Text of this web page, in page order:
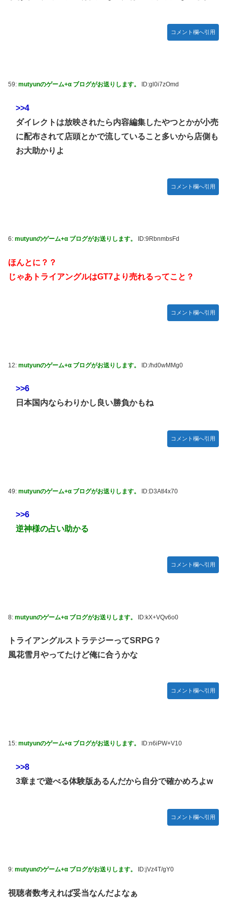
コメント欄へ引用
59: mutyunのゲーム+α ブログがお送りします。 ID:gl0i7zOmd
>>4
ダイレクトは放映されたら内容編集したやつとかが小売
に配布されて店頭とかで流していること多いから店側も
お大助かりよ
コメント欄へ引用
6: mutyunのゲーム+α ブログがお送りします。 ID:9RbnmbsFd
ほんとに？？
じゃあトライアングルはGT7より売れるってこと？
コメント欄へ引用
12: mutyunのゲーム+α ブログがお送りします。 ID:/hd0wMMg0
>>6
日本国内ならわりかし良い勝負かもね
コメント欄へ引用
49: mutyunのゲーム+α ブログがお送りします。 ID:D3Atl4x70
>>6
逆神様の占い助かる
コメント欄へ引用
8: mutyunのゲーム+α ブログがお送りします。 ID:kX+VQv6o0
トライアングルストラテジーってSRPG？
風花雪月やってたけど俺に合うかな
コメント欄へ引用
15: mutyunのゲーム+α ブログがお送りします。 ID:n6iPW+V10
>>8
3章まで遊べる体験版あるんだから自分で確かめろよw
コメント欄へ引用
9: mutyunのゲーム+α ブログがお送りします。 ID:jVz4T/gY0
視聴者数考えれば妥当なんだよなぁ